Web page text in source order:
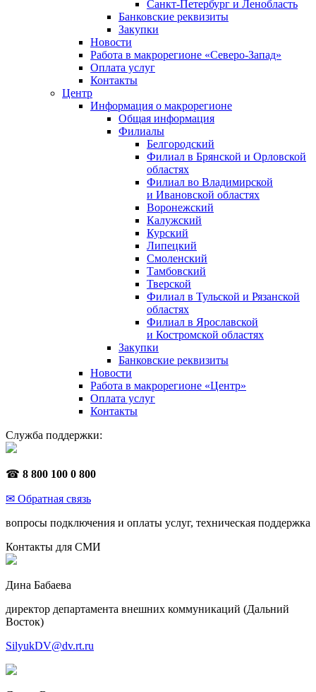
Санкт-Петербург и Ленобласть
Банковские реквизиты
Закупки
Новости
Работа в макрорегионе «Северо-Запад»
Оплата услуг
Контакты
Центр
Информация о макрорегионе
Общая информация
Филиалы
Белгородский
Филиал в Брянской и Орловской
областях
Филиал во Владимирской
и Ивановской областях
Воронежский
Калужский
Курский
Липецкий
Смоленский
Тамбовский
Тверской
Филиал в Тульской и Рязанской
областях
Филиал в Ярославской
и Костромской областях
Закупки
Банковские реквизиты
Новости
Работа в макрорегионе «Центр»
Оплата услуг
Контакты
Служба поддержки:
☎ 8 800 100 0 800
✉ Обратная связь
вопросы подключения и оплаты услуг, техническая поддержка
Контакты для СМИ
Дина Бабаева
директор департамента внешних коммуникаций (Дальний
Восток)
SilyukDV@dv.rt.ru